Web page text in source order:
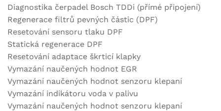
Diagnostika čerpadel Bosch TDDi (přímé připojení)
Regenerace filtrů pevných částic (DPF)
Resetování sensoru tlaku DPF
Statická regenerace DPF
Resetování adaptace škrticí klapky
Vymazání naučených hodnot EGR
Vymazání naučených hodnot senzoru klepaní
Vymazání indikátoru voda v palivu
Vymazání naučených hodnot senzoru klepaní